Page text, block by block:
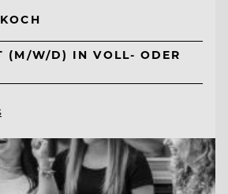
(M/W/D) IN VOLL- ODER